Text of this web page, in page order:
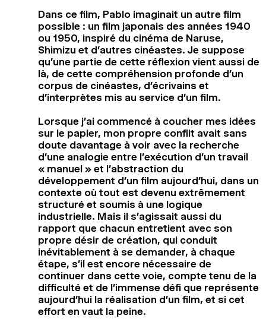
Dans ce film, Pablo imaginait un autre film
possible : un film japonais des années 1940
ou 1950, inspiré du cinéma de Naruse,
Shimizu et d’autres cinéastes. Je suppose
qu’une partie de cette réflexion vient aussi de
là, de cette compréhension profonde d’un
corpus de cinéastes, d’écrivains et
d’interprètes mis au service d’un film.
Lorsque j’ai commencé à coucher mes idées
sur le papier, mon propre conflit avait sans
doute davantage à voir avec la recherche
d’une analogie entre l’exécution d’un travail
« manuel » et l’abstraction du
développement d’un film aujourd’hui, dans un
contexte où tout est devenu extrêmement
structuré et soumis à une logique
industrielle. Mais il s’agissait aussi du
rapport que chacun entretient avec son
propre désir de création, qui conduit
inévitablement à se demander, à chaque
étape, s’il est encore nécessaire de
continuer dans cette voie, compte tenu de la
difficulté et de l’immense défi que représente
aujourd’hui la réalisation d’un film, et si cet
effort en vaut la peine.